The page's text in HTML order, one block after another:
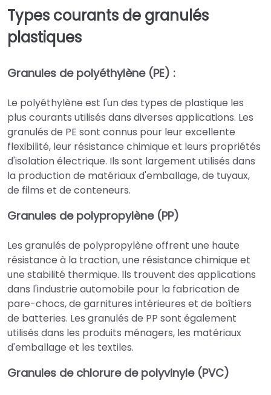
de
Types courants de granulés
plastiques
Granules de polyéthylène (PE) :
Le polyéthylène est l'un des types de plastique les
plus courants utilisés dans diverses applications. Les
granulés de PE sont connus pour leur excellente
flexibilité, leur résistance chimique et leurs propriétés
d'isolation électrique. Ils sont largement utilisés dans
la production de matériaux d'emballage, de tuyaux,
de films et de conteneurs.
Granules de polypropylène (PP)
Les granulés de polypropylène offrent une haute
résistance à la traction, une résistance chimique et
une stabilité thermique. Ils trouvent des applications
dans l'industrie automobile pour la fabrication de
pare-chocs, de garnitures intérieures et de boîtiers
de batteries. Les granulés de PP sont également
utilisés dans les produits ménagers, les matériaux
d'emballage et les textiles.
Granules de chlorure de polyvinyle (PVC)